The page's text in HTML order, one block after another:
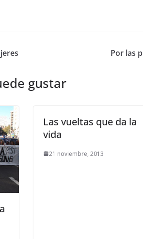
Por las
gustar
Las vueltas que da la
vida
21 noviembre, 2013